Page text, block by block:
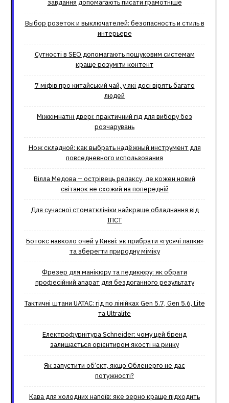
завдання допомагають писати грамотніше
Выбор розеток и выключателей: безопасность и стиль в
интерьере
Сутності в SEO допомагають пошуковим системам
краще розуміти контент
7 міфів про китайський чай, у які досі вірять багато
людей
Міжкімнатні двері: практичний гід для вибору без
розчарувань
Нож складной: как выбрать надёжный инструмент для
повседневного использования
Вілла Медова – острівець релаксу, де кожен новий
світанок не схожий на попередній
Для сучасної стоматклініки найкраще обладнання від
ІПСТ
Ботокс навколо очей у Києві: як прибрати «гусячі лапки»
та зберегти природну міміку
Фрезер для манікюру та педикюру: як обрати
професійний апарат для бездоганного результату
Тактичні штани UATAC: гід по лінійках Gen 5.7, Gen 5.6, Lite
та Ultralite
Електрофурнітура Schneider: чому цей бренд
залишається орієнтиром якості на ринку
Як запустити об’єкт, якщо Обленерго не дає
потужності?
Кава для холодних напоїв: яке зерно краще підходить